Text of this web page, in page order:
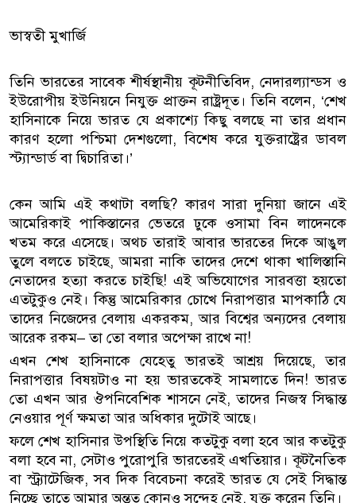
ভাস্বতী মুখার্জি
তিনি ভারতের সাবেক শীর্ষস্থানীয় কূটনীতিবিদ, নেদারল্যান্ডস ও
ইউরোপীয় ইউনিয়নে নিযুক্ত প্রাক্তন রাষ্ট্রদূত। তিনি বলেন, ‘শেখ
হাসিনাকে নিয়ে ভারত যে প্রকাশ্যে কিছু বলছে না তার প্রধান
কারণ হলো পশ্চিমা দেশগুলো, বিশেষ করে যুক্তরাষ্ট্রের ডাবল
স্ট্যান্ডার্ড বা দ্বিচারিতা।’
কেন আমি এই কথাটা বলছি? কারণ সারা দুনিয়া জানে এই
আমেরিকাই পাকিস্তানের ভেতরে ঢুকে ওসামা বিন লাদেনকে
খতম করে এসেছে। অথচ তারাই আবার ভারতের দিকে আঙুল
তুলে বলতে চাইছে, আমরা নাকি তাদের দেশে থাকা খালিস্তানি
নেতাদের হত্যা করতে চাইছি! এই অভিযোগের সারবত্তা হয়তো
এতটুকুও নেই। কিন্তু আমেরিকার চোখে নিরাপত্তার মাপকাঠি যে
তাদের নিজেদের বেলায় একরকম, আর বিশ্বের অন্যদের বেলায়
আরেক রকম– তা তো বলার অপেক্ষা রাখে না!
এখন শেখ হাসিনাকে যেহেতু ভারতই আশ্রয় দিয়েছে, তার
নিরাপত্তার বিষয়টাও না হয় ভারতকেই সামলাতে দিন! ভারত
তো এখন আর ঔপনিবেশিক শাসনে নেই, তাদের নিজস্ব সিদ্ধান্ত
নেওয়ার পূর্ণ ক্ষমতা আর অধিকার দুটোই আছে।
ফলে শেখ হাসিনার উপস্থিতি নিয়ে কতটুকু বলা হবে আর কতটুকু
বলা হবে না, সেটাও পুরোপুরি ভারতেরই এখতিয়ার। কূটনৈতিক
বা স্ট্র্যাটেজিক, সব দিক বিবেচনা করেই ভারত যে সেই সিদ্ধান্ত
নিচ্ছে তাতে আমার অন্তত কোনও সন্দেহ নেই, যুক্ত করেন তিনি।